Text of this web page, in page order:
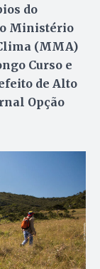
do
Ministério
(MMA)
Curso e
de Alto
Opção